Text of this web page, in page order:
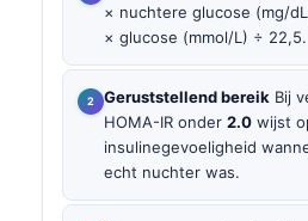
× nuchtere glucose (mg/
× glucose (mmol/L) ÷ 22,5.
Geruststellend bereik Bij
HOMA-IR onder 2.0 wijst
insulinegevoeligheid
echt nuchter was.